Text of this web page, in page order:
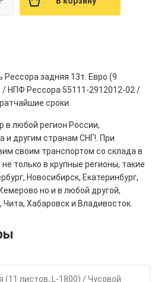
задняя 13т. Евро (9
НПФ Рессора 55111-2912012-02 /
сроки.
любой регион России,
и другим странам СНГ!. При
своим транспортом со склада в
только в крупные регионы, такие
Новосибирск, Екатеринбург,
но и в любой другой,
Хабаровск и Владивосток.
(11 листов, L-1800) / Чусовой